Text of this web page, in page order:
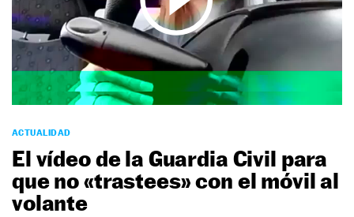
NEWSLETTER
SÍGUENOS
ACTUALIDAD
El vídeo de la Guardia Civil para
que no «trastees» con el móvil al
volante